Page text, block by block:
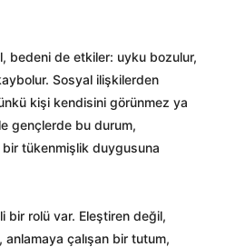
bedeni de etkiler: uyku bozulur,
Sosyal ilişkilerden
kişi kendisini görünmez ya
gençlerde bu durum,
bir tükenmişlik duygusuna
bir rolü var. Eleştiren değil,
çalışan bir tutum,